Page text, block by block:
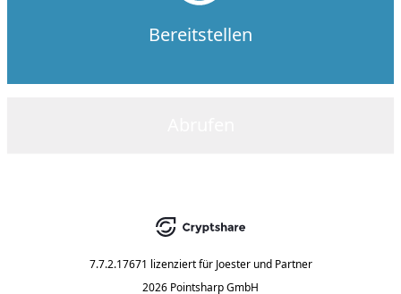
Bereitstellen
7.7.2.17671 lizenziert für Joester und Partner
2026 Pointsharp GmbH